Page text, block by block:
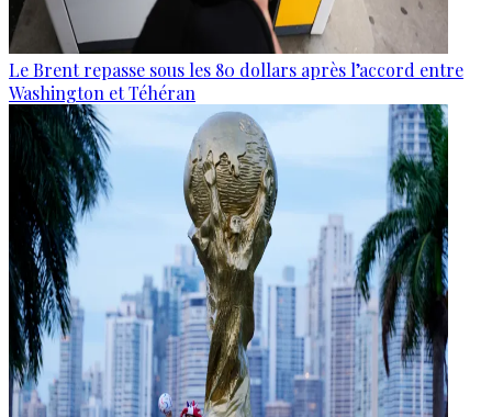
Le Brent repasse sous les 80 dollars après l’accord entre
Washington et Téhéran